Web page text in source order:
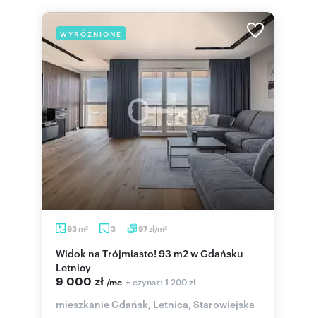
WYRÓŻNIONE
93 m2 3 97zł/m2
Widok na Trójmiasto! 93 m2 w Gdańsku
Letnicy
9 000 zł /mc + czynsz: 1 200 zł
mieszkanie Gdańsk, Letnica, Starowiejska